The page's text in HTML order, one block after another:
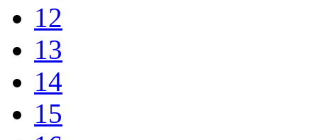
12
13
14
15